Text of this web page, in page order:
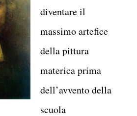
diventare il
massimo artefice
della pittura
materica prima
dell’avvento della
scuola